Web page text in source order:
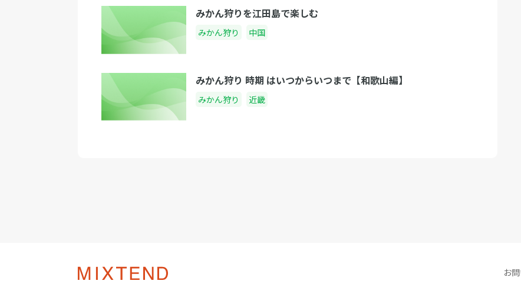
みかん狩りを江田島で楽しむ
みかん狩り 中国
みかん狩り 時期 はいつからいつまで【和歌山編】
みかん狩り 近畿
お